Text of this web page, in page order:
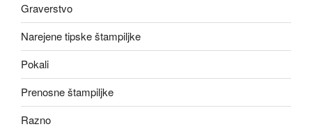
Graverstvo
Narejene tipske štampiljke
Pokali
Prenosne štampiljke
Razno